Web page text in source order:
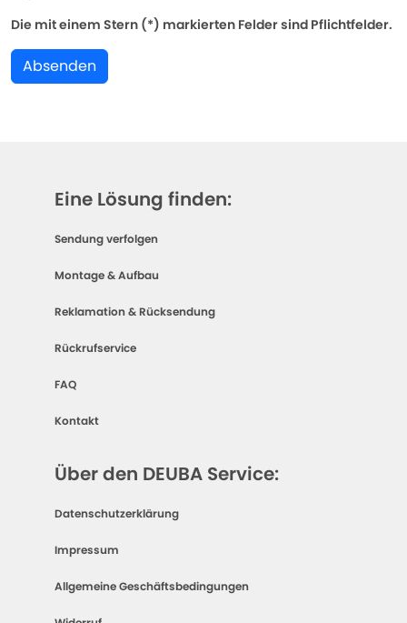
Die mit einem Stern (*) markierten Felder sind Pflichtfelder.
Absenden
Eine Lösung finden:
Sendung verfolgen
Montage & Aufbau
Reklamation & Rücksendung
Rückrufservice
FAQ
Kontakt
Über den DEUBA Service:
Datenschutzerklärung
Impressum
Allgemeine Geschäftsbedingungen